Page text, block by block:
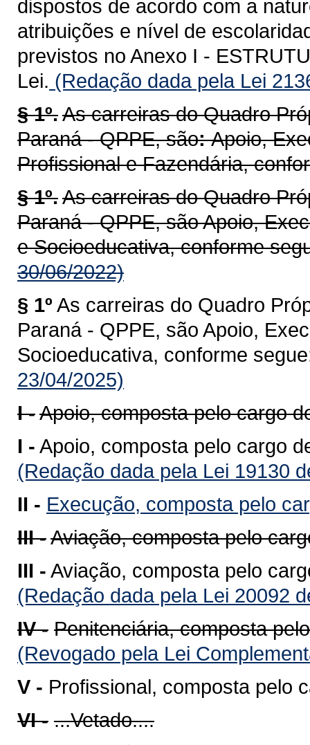
dispostos de acordo com a
atribuições e nível de
previstos no Anexo I -
Lei. (Redação dada pela Lei
§ 1º.As carreiras do Quadro
Paraná - QPPE, são:Apoio,
Profissional e Fazendária,
§ 1º.As carreiras do Quadro
Paraná - QPPE, são Apoio,
e Socioeducativa, conforme
30/06/2022)
§ 1º As carreiras do Quadro
Paraná - QPPE, são Apoio,
Socioeducativa, conforme
23/04/2025)
I -Apoio, composta pelo cargo
I - Apoio, composta pelo cargo
(Redação dada pela Lei 19130
II - Execução, composta pelo
III -Aviação, composta pelo
III - Aviação, composta pelo
(Redação dada pela Lei 20092
IV - Penitenciária, composta
(Revogado pela Lei
V - Profissional, composta pelo
VI - ...Vetado....